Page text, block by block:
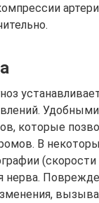
которые
В
нерва.